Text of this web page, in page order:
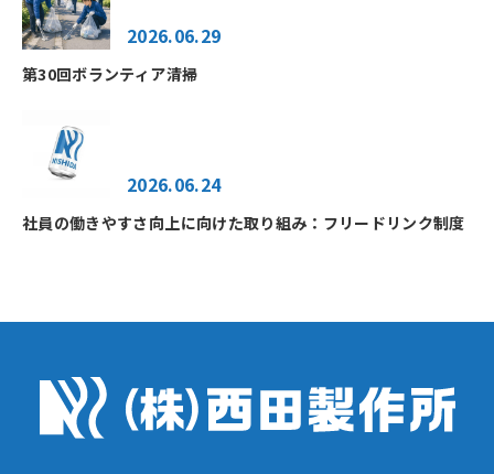
2026.06.29
第30回ボランティア清掃
2026.06.24
社員の働きやすさ向上に向けた取り組み：フリードリンク制度